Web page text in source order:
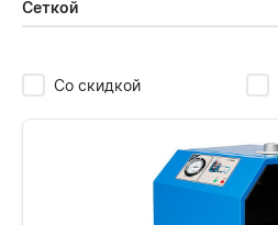
Сеткой
Со скидкой